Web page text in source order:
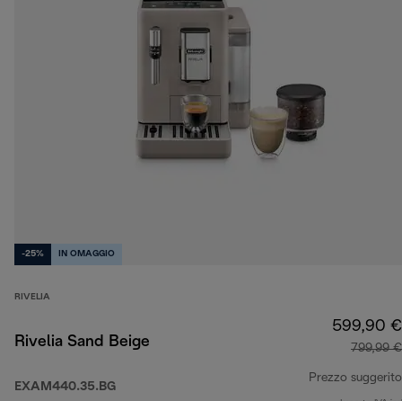
-25% IN OMAGGIO
RIVELIA
Rivelia Sand Beige
EXAM440.35.BG
599,90 €
799,99 €
Prezzo suggerito